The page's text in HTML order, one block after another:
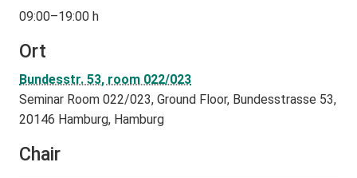
09:00–19:00 h
Ort
Bundesstr. 53, room 022/023
Seminar Room 022/023, Ground Floor, Bundesstrasse 53,
20146 Hamburg, Hamburg
Chair